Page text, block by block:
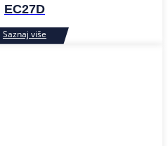
EC27D